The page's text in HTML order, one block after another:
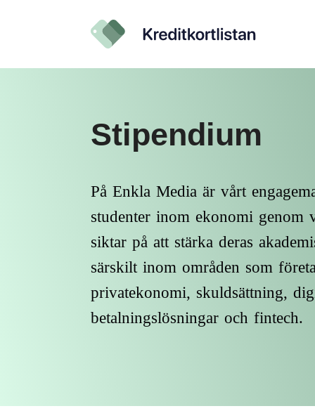
Stipendium
På Enkla Media är vårt
studenter inom ekonomi genom
siktar på att stärka deras
särskilt inom områden som
privatekonomi, skuldsättning,
betalningslösningar och fintech.